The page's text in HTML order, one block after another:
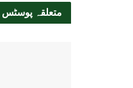
متعلقہ پوسٹس